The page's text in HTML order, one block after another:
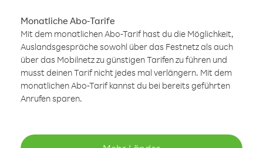
Monatliche Abo-Tarife
Mit dem monatlichen Abo-Tarif hast du die Möglichkeit,
Auslandsgespräche sowohl über das Festnetz als auch
über das Mobilnetz zu günstigen Tarifen zu führen und
musst deinen Tarif nicht jedes mal verlängern. Mit dem
monatlichen Abo-Tarif kannst du bei bereits geführten
Anrufen sparen.